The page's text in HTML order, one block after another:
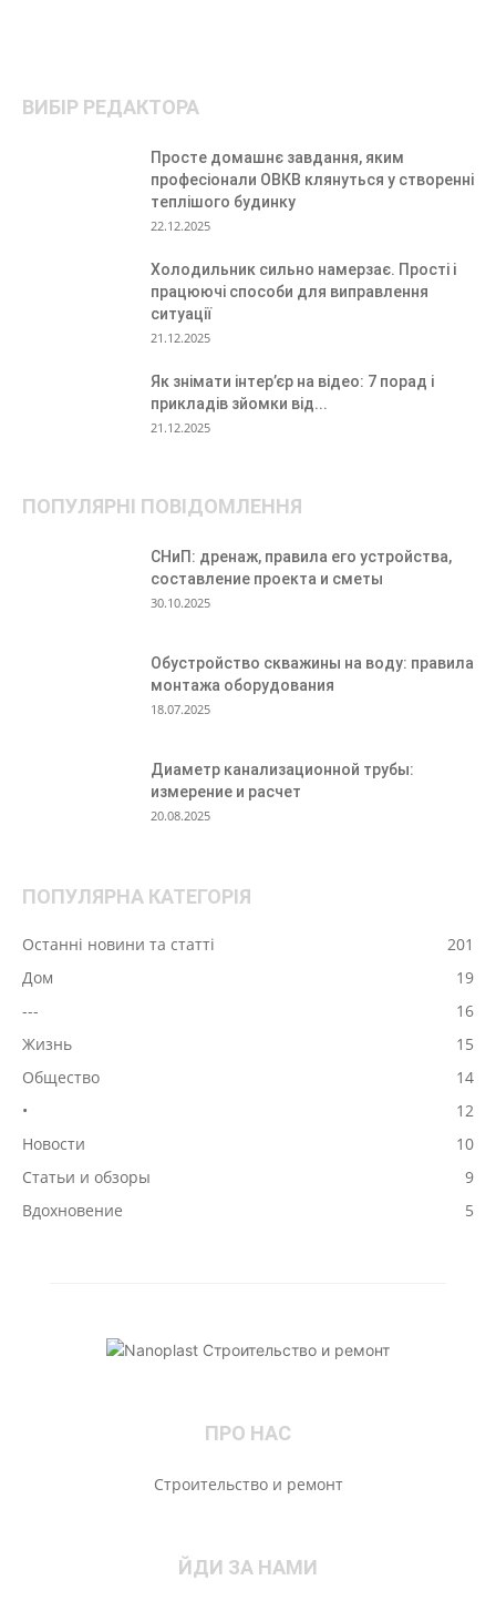
ВИБІР РЕДАКТОРА
Просте домашнє завдання, яким
професіонали ОВКВ клянуться у створенні
теплішого будинку
22.12.2025
Холодильник сильно намерзає. Прості і
працюючі способи для виправлення
ситуації
21.12.2025
Як знімати інтер’єр на відео: 7 порад і
прикладів зйомки від...
21.12.2025
ПОПУЛЯРНІ ПОВІДОМЛЕННЯ
СНиП: дренаж, правила его устройства,
составление проекта и сметы
30.10.2025
Обустройство скважины на воду: правила
монтажа оборудования
18.07.2025
Диаметр канализационной трубы:
измерение и расчет
20.08.2025
ПОПУЛЯРНА КАТЕГОРІЯ
Останні новини та статті
201
Дом
19
---
16
Жизнь
15
Общество
14
•
12
Новости
10
Статьи и обзоры
9
Вдохновение
5
ПРО НАС
Строительство и ремонт
ЙДИ ЗА НАМИ